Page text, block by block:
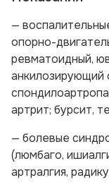
—
опорно-
ревматоидный,
анкилозирующий
артрит; бурсит,
— болевые
(люмбаго,
артралгия,